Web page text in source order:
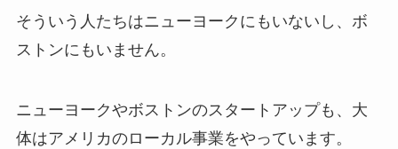
そういう人たちはニューヨークにもいないし、ボ
ストンにもいません。
ニューヨークやボストンのスタートアップも、大
体はアメリカのローカル事業をやっています。